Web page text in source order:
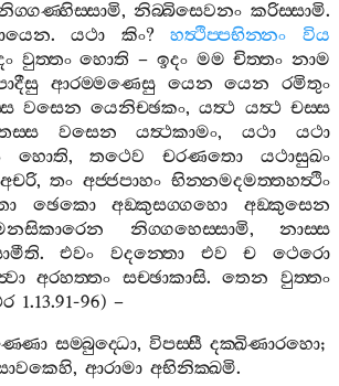
,නිබ‍්බිසෙවනං කරිස‍්සාමි.
.යථා කිං?හත්‍ථිප‍්පභින‍්නං
විය
වුත‍්තං හොති – ඉදං මම චිත‍්තං නාම
ආරම‍්මණෙසු යෙන යෙන
රමිතුං
වසෙන යෙනිච‍්ඡකං,යත්‍ථ යත්‍ථ චස‍්ස
වසෙන යත්‍ථකාමං,යථා
යථා
හොති,තථෙව චරණතො
යථාසුඛං
අචරි,තං අජ‍්ජපාහං භින‍්නමදමත‍්තහත්‍ථිං
ඡෙකො අඞ‍්කුසග‍්ගහො
අඞ‍්කුසෙන
නිග‍්ගහෙස‍්සාමි,නාස‍්ස
.එවං වදන‍්තො එව ච
ථෙරො
අරහත‍්තං සච‍්ඡාකාසි.තෙන
වුත‍්තං
1.13.91-96) –
සම‍්බුද‍්ධො,විපස‍්සී දක‍්ඛිණාරහො;
,ආරාමා අභිනික‍්ඛමි.